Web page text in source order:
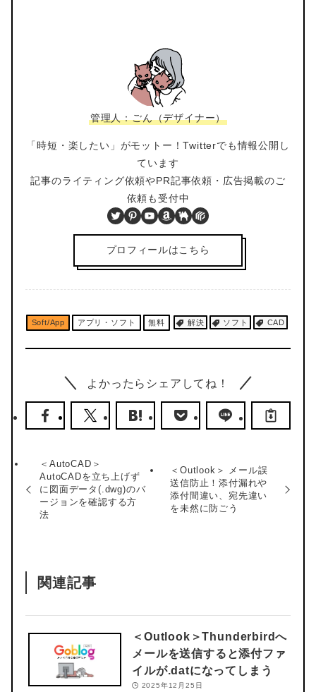
管理人：ごん（デザイナー）
「時短・楽したい」がモットー！Twitterでも情報公開し
ています
記事のライティング依頼やPR記事依頼・広告掲載のご
依頼も受付中
Twitter
Pinterest
YouTube
Amazon
BOOTH
PIXTA
プロフィールはこちら
Soft/App アプリ・ソフト 無料 解決 ソフト CAD
よかったらシェアしてね！
＜AutoCAD＞
AutoCADを立ち上げず
に図面データ(.dwg)のバ
ージョンを確認する方
法
＜Outlook＞ メール誤
送信防止！添付漏れや
添付間違い、宛先違い
を未然に防ごう
関連記事
＜Outlook＞Thunderbirdへ
メールを送信すると添付ファ
イルが.datになってしまう
2025年12月25日